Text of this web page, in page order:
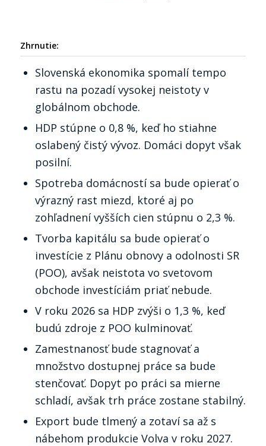
Zhrnutie:
Slovenská ekonomika spomalí tempo
rastu na pozadí vysokej neistoty v
globálnom obchode.
HDP stúpne o 0,8 %, keď ho stiahne
oslabený čistý vývoz. Domáci dopyt však
posilní.
Spotreba domácností sa bude opierať o
výrazný rast miezd, ktoré aj po
zohľadnení vyšších cien stúpnu o 2,3 %.
Tvorba kapitálu sa bude opierať o
investície z Plánu obnovy a odolnosti SR
(POO), avšak neistota vo svetovom
obchode investíciám priať nebude.
V roku 2026 sa HDP zvýši o 1,3 %, keď
budú zdroje z POO kulminovať.
Zamestnanosť bude stagnovať a
množstvo dostupnej práce sa bude
stenčovať. Dopyt po práci sa mierne
schladí, avšak trh práce zostane stabilný.
Export bude tlmený a zotaví sa až s
nábehom produkcie Volva v roku 2027.